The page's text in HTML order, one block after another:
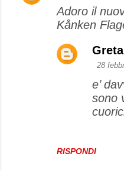
Adoro il
Kånken
RISPONDI
28
e’
sono